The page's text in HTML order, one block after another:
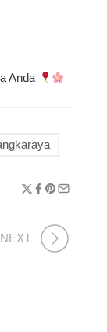
Anda
NEXT